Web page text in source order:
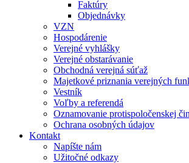
Faktúry
Objednávky
VZN
Hospodárenie
Verejné vyhlášky
Verejné obstarávanie
Obchodná verejná súťaž
Majetkové priznania verejných
Vestník
Voľby a referendá
Oznamovanie protispoločenskej
Ochrana osobných údajov
Kontakt
Napíšte nám
Užitočné odkazy